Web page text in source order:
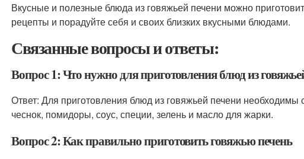
Вкусные и полезные блюда из говяжьей печени можно
рецепты и порадуйте себя и своих близких вкусными блюдами.
Связанные вопросы и ответы:
Вопрос 1: Что нужно для приготовления блюд из
Ответ: Для приготовления блюд из говяжьей печени
чеснок, помидоры, соус, специи, зелень и масло для жарки.
Вопрос 2: Как правильно приготовить говяжью печень